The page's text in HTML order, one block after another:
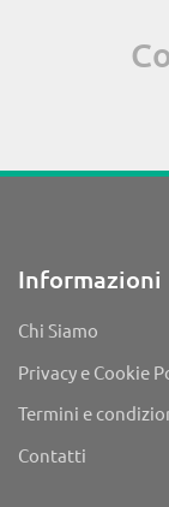
Informazioni
Chi Siamo
Privacy e Cookie
Termini e
Contatti